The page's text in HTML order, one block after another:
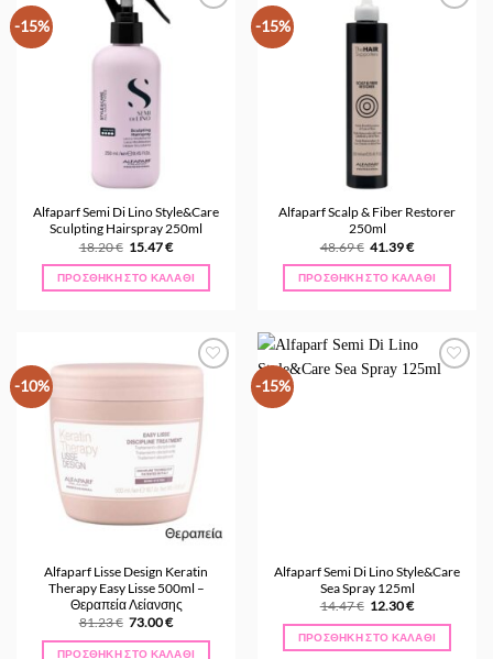
-15%
Προσθήκη
Alfaparf Semi Di Lino Style&Care
Sculpting Hairspray 250ml
18.20€ Original
was:
18.20 €.
15.47€Η
τιμή
είναι:
ΠΡΟΣΘΉΚΗ ΣΤΟ ΚΑΛΆΘΙ
-15%
Alfaparf Scalp & Fiber Restorer
250ml
48.69€ Original
was:
48.69 €.
41.39€Η
τιμή
είναι:
ΠΡΟΣΘΉΚΗ ΣΤΟ ΚΑΛΆΘΙ
-10%
στα
Alfaparf Lisse Design Keratin
Therapy Easy Lisse 500ml –
Θεραπεία Λείανσης
81.23€ Original
was:
73.00€Η
τιμή
ΠΡΟΣΘΉΚΗ ΣΤΟ ΚΑΛΆΘΙ
-15%
Alfaparf Semi Di Lino Style&Care
Sea Spray 125ml
14.47€ Original
was:
14.47 €.
12.30€Η
τιμή
είναι:
ΠΡΟΣΘΉΚΗ ΣΤΟ ΚΑΛΆΘΙ